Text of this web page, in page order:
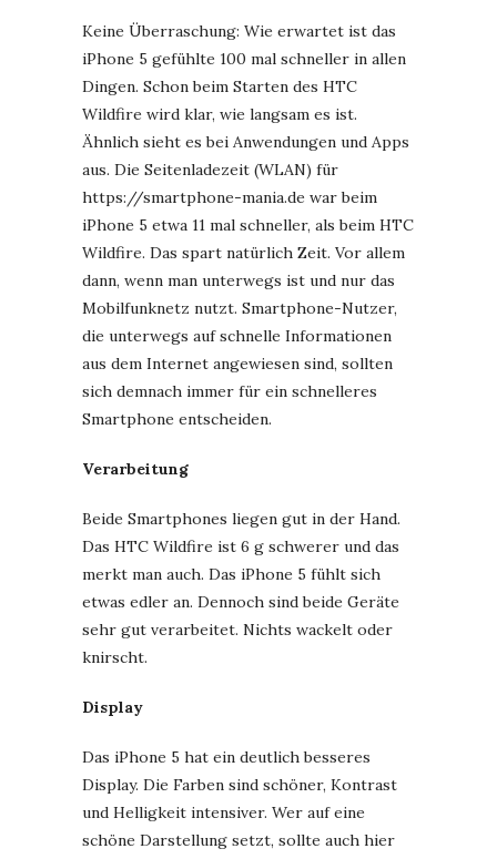
Keine Überraschung: Wie erwartet ist das
iPhone 5 gefühlte 100 mal schneller in allen
Dingen. Schon beim Starten des HTC
Wildfire wird klar, wie langsam es ist.
Ähnlich sieht es bei Anwendungen und Apps
aus. Die Seitenladezeit (WLAN) für
https://smartphone-mania.de war beim
iPhone 5 etwa 11 mal schneller, als beim HTC
Wildfire. Das spart natürlich Zeit. Vor allem
dann, wenn man unterwegs ist und nur das
Mobilfunknetz nutzt. Smartphone-Nutzer,
die unterwegs auf schnelle Informationen
aus dem Internet angewiesen sind, sollten
sich demnach immer für ein schnelleres
Smartphone entscheiden.
Verarbeitung
Beide Smartphones liegen gut in der Hand.
Das HTC Wildfire ist 6 g schwerer und das
merkt man auch. Das iPhone 5 fühlt sich
etwas edler an. Dennoch sind beide Geräte
sehr gut verarbeitet. Nichts wackelt oder
knirscht.
Display
Das iPhone 5 hat ein deutlich besseres
Display. Die Farben sind schöner, Kontrast
und Helligkeit intensiver. Wer auf eine
schöne Darstellung setzt, sollte auch hier